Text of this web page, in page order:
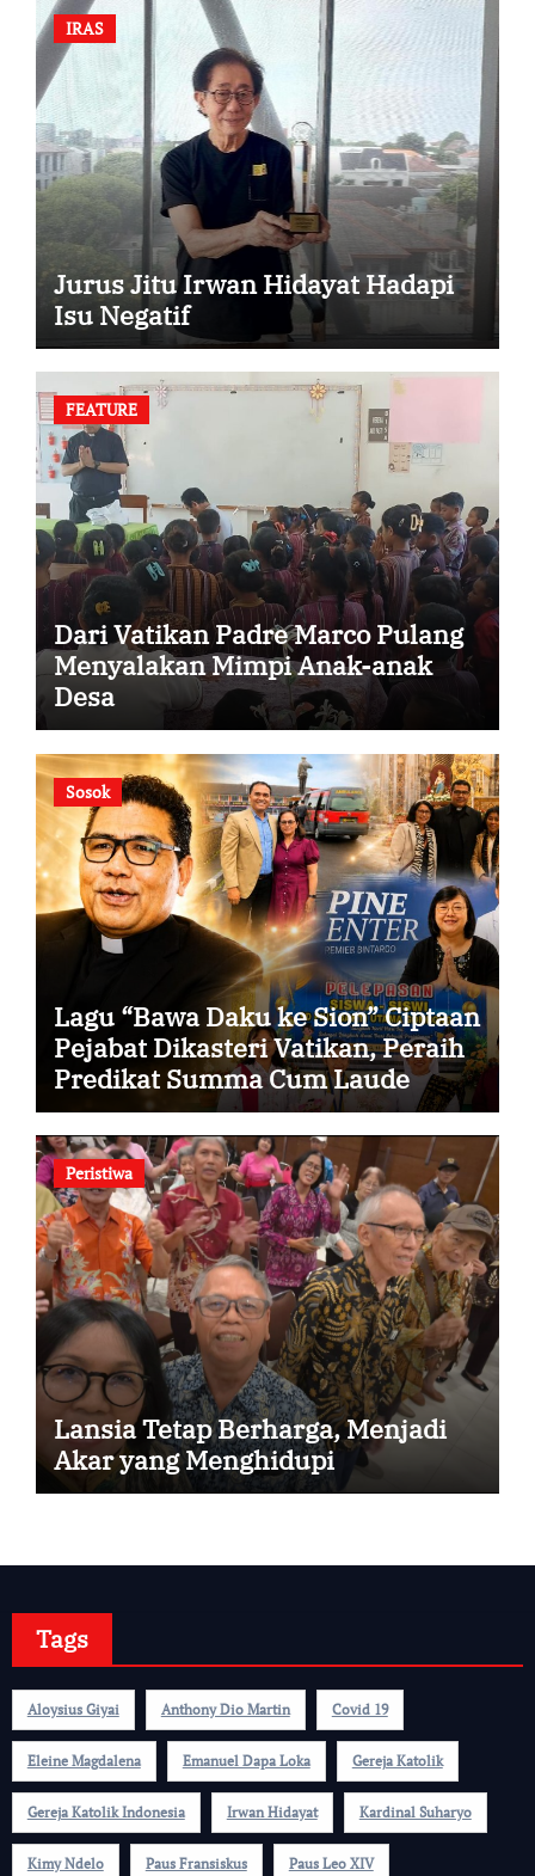
IRAS
Jurus Jitu Irwan Hidayat Hadapi
Isu Negatif
FEATURE
Dari Vatikan Padre Marco Pulang
Menyalakan Mimpi Anak-anak
Desa
Sosok
Lagu “Bawa Daku ke Sion” Ciptaan
Pejabat Dikasteri Vatikan, Peraih
Predikat Summa Cum Laude
Peristiwa
Lansia Tetap Berharga, Menjadi
Akar yang Menghidupi
Tags
Aloysius Giyai Anthony Dio Martin Covid 19
Eleine Magdalena Emanuel Dapa Loka Gereja Katolik
Gereja Katolik Indonesia Irwan Hidayat Kardinal Suharyo
Kimy Ndelo Paus Fransiskus Paus Leo XIV